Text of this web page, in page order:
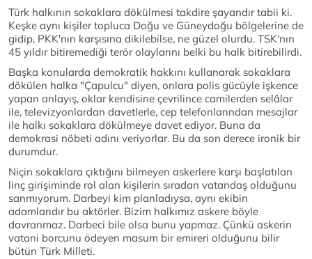
Türk halkının sokaklara dökülmesi takdire şayandır tabii ki.
Keşke aynı kişiler topluca Doğu ve Güneydoğu bölgelerine de
gidip, PKK'nın karşısına dikilebilse, ne güzel olurdu. TSK'nın
45 yıldır bitiremediği terör olaylarını belki bu halk bitirebilirdi.
Başka konularda demokratik hakkını kullanarak sokaklara
dökülen halka "Çapulcu" diyen, onlara polis gücüyle işkence
yapan anlayış, oklar kendisine çevrilince camilerden selâlar
ile, televizyonlardan davetlerle, cep telefonlarından mesajlar
ile halkı sokaklara dökülmeye davet ediyor. Buna da
demokrasi nöbeti adını veriyorlar. Bu da son derece ironik bir
durumdur.
Niçin sokaklara çıktığını bilmeyen askerlere karşı başlatılan
linç girişiminde rol alan kişilerin sıradan vatandaş olduğunu
sanmıyorum. Darbeyi kim planladıysa, aynı ekibin
adamlarıdır bu aktörler. Bizim halkımız askere böyle
davranmaz. Darbeci bile olsa bunu yapmaz. Çünkü askerin
vatani borcunu ödeyen masum bir emireri olduğunu bilir
bütün Türk Milleti.